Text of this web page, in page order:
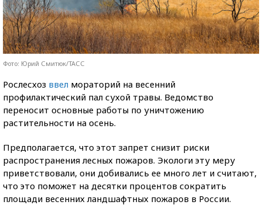
Фото: Юрий Смитюк/ТАСС
Рослесхоз ввел мораторий на весенний
профилактический пал сухой травы. Ведомство
переносит основные работы по уничтожению
растительности на осень.
Предполагается, что этот запрет снизит риски
распространения лесных пожаров. Экологи эту меру
приветствовали, они добивались ее много лет и считают,
что это поможет на десятки процентов сократить
площади весенних ландшафтных пожаров в России.